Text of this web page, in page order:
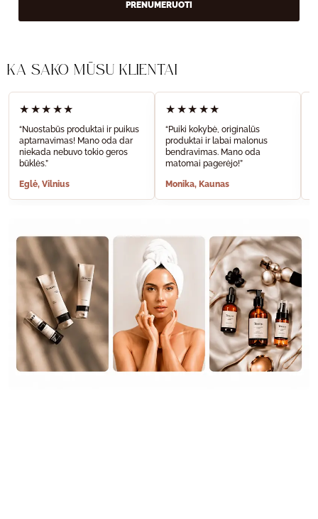
PRENUMERUOTI
KĄ SAKO MŪSŲ KLIENTAI
★★★★★
“Nuostabūs produktai ir puikus
aptarnavimas! Mano oda dar
niekada nebuvo tokio geros
būklės.”
Eglė, Vilnius
★★★★★
“Puiki kokybė, originalūs
produktai ir labai malonus
bendravimas. Mano oda
matomai pagerėjo!”
Monika, Kaunas